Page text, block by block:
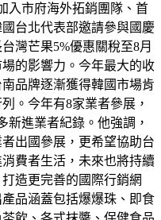
入市府海外拓銷團隊、首
台北代表部邀請參與國慶
灣芒果5%優惠關稅至8月
的影響力。今年最大的收
品牌逐漸獲得韓國市場肯
。今年有8家業者參展，
新進業者紀錄。他強調，
出國參展，更希望協助台
費者生活，未來也將持續
造更完善的國際行銷網
品涵蓋包括爆爆珠、即食